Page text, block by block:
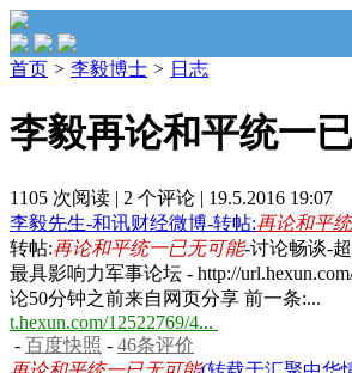
首页 > 李毅博士 > 日志
李毅再论和平统一
1105 次阅读 | 2 个评论 | 19.5.2016 19:07
李毅先生-和讯财经微博-转帖:再论和平
转帖:再论和平统一已无可能-讨论畅谈-
最具影响力军事论坛 - http://
论50分钟之前来自网页分享 前一条:...
t.hexun.com/12522769/4...
- 百度快照 - 46条评价